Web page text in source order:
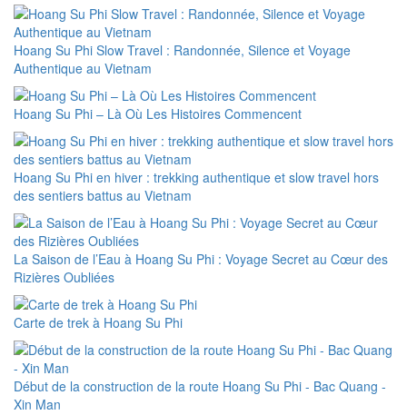
Hoang Su Phi Slow Travel : Randonnée, Silence et Voyage
Authentique au Vietnam
Hoang Su Phi – Là Où Les Histoires Commencent
Hoang Su Phi en hiver : trekking authentique et slow travel hors
des sentiers battus au Vietnam
La Saison de l’Eau à Hoang Su Phi : Voyage Secret au Cœur des
Rizières Oubliées
Carte de trek à Hoang Su Phi
Début de la construction de la route Hoang Su Phi - Bac Quang -
Xin Man